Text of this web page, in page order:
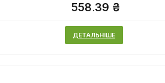
558.39 ₴
ДЕТАЛЬНІШЕ